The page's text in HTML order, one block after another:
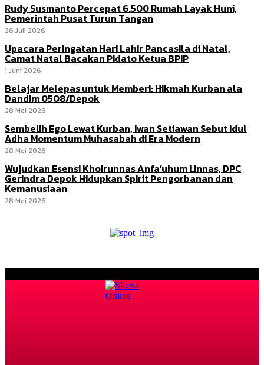
Rudy Susmanto Percepat 6.500 Rumah Layak Huni,
Pemerintah Pusat Turun Tangan
26 Juli 2026
Upacara Peringatan Hari Lahir Pancasila di Natal,
Camat Natal Bacakan Pidato Ketua BPIP
1 Juni 2026
Belajar Melepas untuk Memberi: Hikmah Kurban ala
Dandim 0508/Depok
28 Mei 2026
Sembelih Ego Lewat Kurban, Iwan Setiawan Sebut Idul
Adha Momentum Muhasabah di Era Modern
28 Mei 2026
Wujudkan Esensi Khoirunnas Anfa’uhum Linnas, DPC
Gerindra Depok Hidupkan Spirit Pengorbanan dan
Kemanusiaan
28 Mei 2026